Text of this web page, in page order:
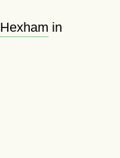
Hexham in